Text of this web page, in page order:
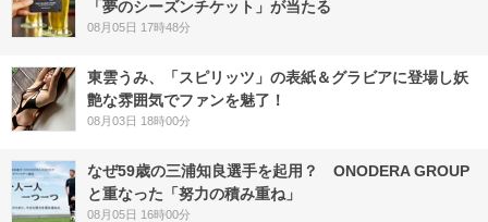
「夢のシーズンチケット」が当たる
08月05日 17時48分
東雲うみ、「スピリッツ」の表紙＆グラビアに登場し妖
艶な雰囲気でファンを魅了！
08月03日 18時00分
なぜ59歳の三浦知良選手を起用？ ONODERA GROUP
と重なった「努力の積み重ね」
08月05日 16時00分